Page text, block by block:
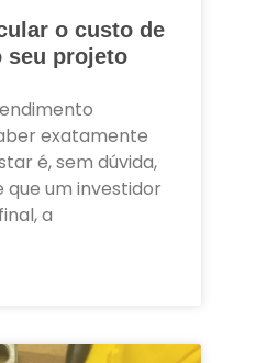
o custo de
seu projeto
exatamente
é, sem dúvida,
um investidor
a